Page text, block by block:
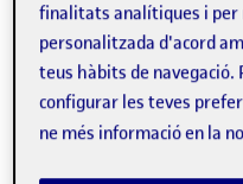
Disseny
persones
finalitats analítiques i
personalitzada d'acord
teus hàbits de navegació.
configurar les teves
ne més informació en la